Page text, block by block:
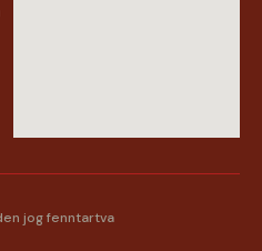
jog fenntartva